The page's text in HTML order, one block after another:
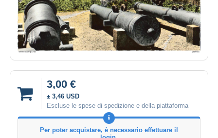
3,00 €
± 3,46 USD
Escluse le spese di spedizione e della piattaforma
Per poter acquistare, è necessario effettuare il